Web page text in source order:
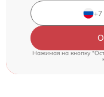
Нажимая на кнопку